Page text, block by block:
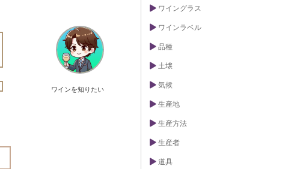
ワインを知りたい
ワイングラス
ワインラベル
品種
土壌
気候
生産地
生産方法
生産者
道具